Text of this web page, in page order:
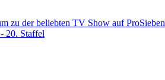
zu der beliebten TV Show auf ProSieben
20. Staffel